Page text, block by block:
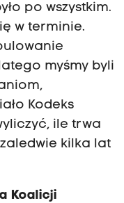
po wszystkim.
w terminie.
myśmy byli
Kodeks
ile trwa
kilka lat
Koalicji